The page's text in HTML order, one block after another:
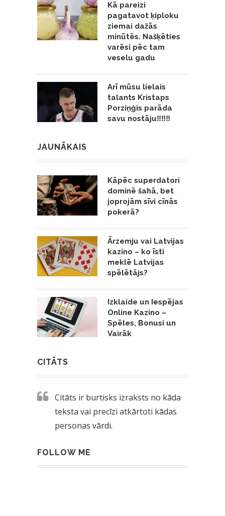
Kā pareizi
pagatavot ķiploku
ziemai dažās
minūtēs. Našķēties
varēsi pēc tam
veselu gadu
Arī mūsu lielais
talants Kristaps
Porziņģis parāda
savu nostāju‼️‼️‼️
JAUNĀKAIS
Kāpēc superdatori
dominē šahā, bet
joprojām sīvi cīnās
pokerā?
Ārzemju vai Latvijas
kazino – ko īsti
meklē Latvijas
spēlētājs?
Izklaide un Iespējas
Online Kazino –
Spēles, Bonusi un
Vairāk
CITĀTS
Citāts ir burtisks izraksts no kāda
teksta vai precīzi atkārtoti kādas
personas vārdi.
FOLLOW ME